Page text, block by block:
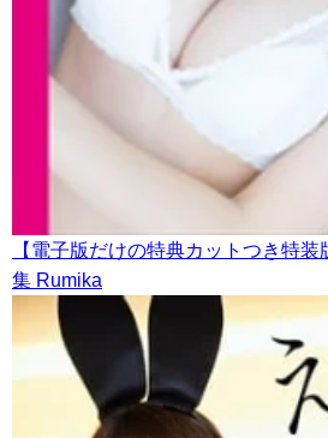
【電子版だけの特典カットつき特
集 Rumika